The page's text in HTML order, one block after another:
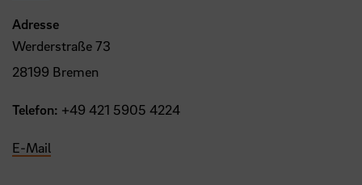
Adresse
Werderstraße 73
28199 Bremen
Telefon: +49 421 5905 4224
E-Mail